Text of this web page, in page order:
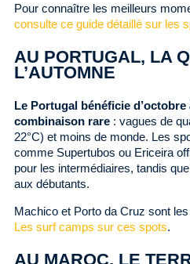
Pour connaître les meilleurs
consulte ce guide détaillé sur les
AU PORTUGAL, LA
L’AUTOMNE
Le Portugal bénéficie d’octobre
combinaison rare : vagues de
22°C) et moins de monde. Les
comme Supertubos ou Ericeira
pour les intermédiaires, tandis
aux débutants.
Machico et Porto da Cruz sont
Les surf camps sur ces spots.
AU MAROC, LE